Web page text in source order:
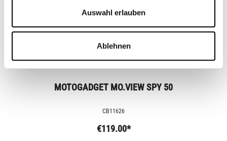
Auswahl erlauben
Ablehnen
MOTOGADGET MO.VIEW SPY 50
CB11626
€119.00*